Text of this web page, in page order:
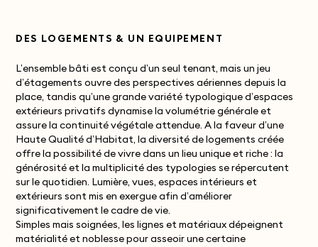
DES LOGEMENTS & UN EQUIPEMENT
L’ensemble bâti est conçu d’un seul tenant, mais un jeu
d’étagements ouvre des perspectives aériennes depuis la
place, tandis qu’une grande variété typologique d’espaces
extérieurs privatifs dynamise la volumétrie générale et
assure la continuité végétale attendue.A la faveur d’une
Haute Qualité d’Habitat, la diversité de logements créée
offre la possibilité de vivre dans un lieu unique et riche : la
générosité et la multiplicité des typologies se répercutent
sur le quotidien. Lumière, vues, espaces intérieurs et
extérieurs sont mis en exergue afin d’améliorer
significativement le cadre de vie.
Simples mais soignées, les lignes et matériaux dépeignent
matérialité et noblesse pour asseoir une certaine